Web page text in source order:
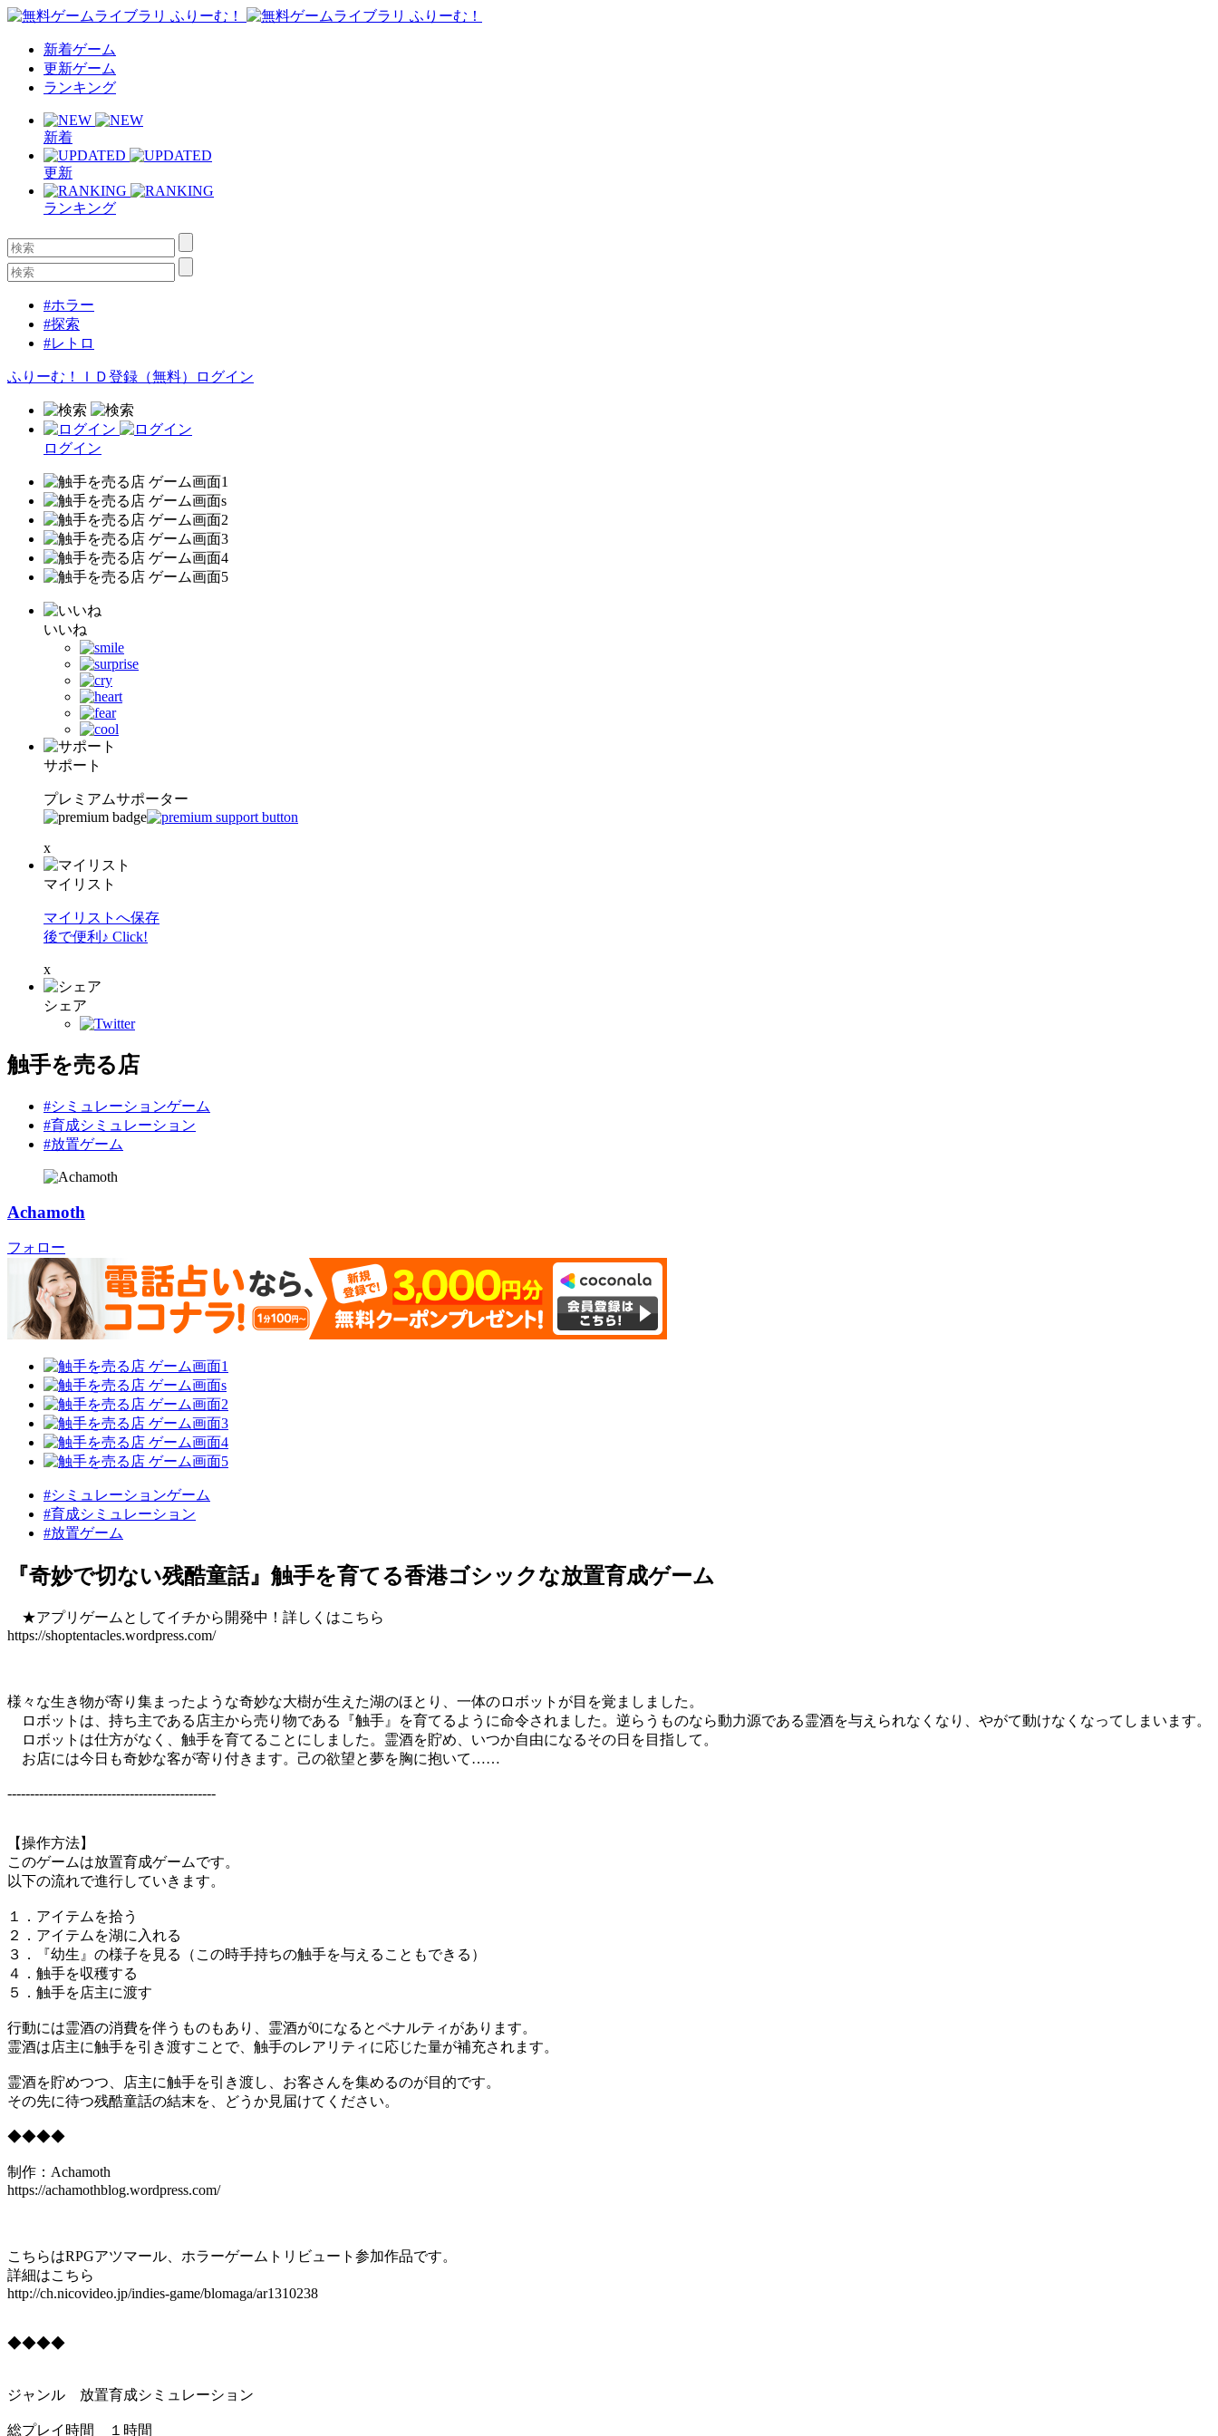
新着ゲーム
更新ゲーム
ランキング
新着
更新
ランキング
#ホラー
#探索
#レトロ
ふりーむ！ＩＤ登録（無料） ログイン
ログイン
いいね
サポート
プレミアムサポーター
x
マイリスト
マイリストへ保存
後で便利♪ Click!
x
シェア
触手を売る店
#シミュレーションゲーム
#育成シミュレーション
#放置ゲーム
Achamoth
フォロー
#シミュレーションゲーム
#育成シミュレーション
#放置ゲーム
『奇妙で切ない残酷童話』触手を育てる香港ゴシックな放置育成ゲーム
★アプリゲームとしてイチから開発中！詳しくはこちら
https://shoptentacles.wordpress.com/
様々な生き物が寄り集まったような奇妙な大樹が生えた湖のほとり、一体のロボットが目を覚ましました。
ロボットは、持ち主である店主から売り物である『触手』を育てるように命令されました。逆らうものなら動力源である霊酒を与えられなくなり、やがて動けなくなってしまいます。
ロボットは仕方がなく、触手を育てることにしました。霊酒を貯め、いつか自由になるその日を目指して。
お店には今日も奇妙な客が寄り付きます。己の欲望と夢を胸に抱いて……
----------------------------------------------
【操作方法】
このゲームは放置育成ゲームです。
以下の流れで進行していきます。
１．アイテムを拾う
２．アイテムを湖に入れる
３．『幼生』の様子を見る（この時手持ちの触手を与えることもできる）
４．触手を収穫する
５．触手を店主に渡す
行動には霊酒の消費を伴うものもあり、霊酒が0になるとペナルティがあります。
霊酒は店主に触手を引き渡すことで、触手のレアリティに応じた量が補充されます。
霊酒を貯めつつ、店主に触手を引き渡し、お客さんを集めるのが目的です。
その先に待つ残酷童話の結末を、どうか見届けてください。
◆◆◆◆
制作：Achamoth
https://achamothblog.wordpress.com/
こちらはRPGアツマール、ホラーゲームトリビュート参加作品です。
詳細はこちら
http://ch.nicovideo.jp/indies-game/blomaga/ar1310238
◆◆◆◆
ジャンル 放置育成シミュレーション
総プレイ時間 １時間